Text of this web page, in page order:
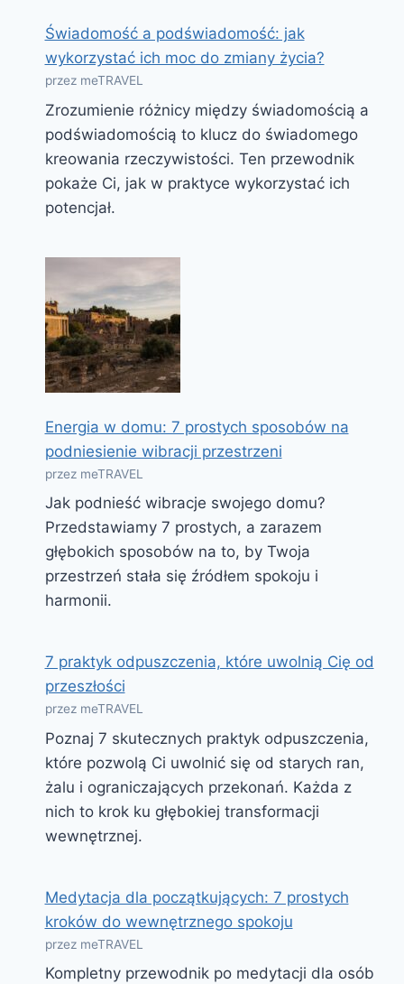
Świadomość a podświadomość: jak
wykorzystać ich moc do zmiany życia?
przez meTRAVEL
Zrozumienie różnicy między świadomością a
podświadomością to klucz do świadomego
kreowania rzeczywistości. Ten przewodnik
pokaże Ci, jak w praktyce wykorzystać ich
potencjał.
Energia w domu: 7 prostych sposobów na
podniesienie wibracji przestrzeni
przez meTRAVEL
Jak podnieść wibracje swojego domu?
Przedstawiamy 7 prostych, a zarazem
głębokich sposobów na to, by Twoja
przestrzeń stała się źródłem spokoju i
harmonii.
7 praktyk odpuszczenia, które uwolnią Cię od
przeszłości
przez meTRAVEL
Poznaj 7 skutecznych praktyk odpuszczenia,
które pozwolą Ci uwolnić się od starych ran,
żalu i ograniczających przekonań. Każda z
nich to krok ku głębokiej transformacji
wewnętrznej.
Medytacja dla początkujących: 7 prostych
kroków do wewnętrznego spokoju
przez meTRAVEL
Kompletny przewodnik po medytacji dla osób